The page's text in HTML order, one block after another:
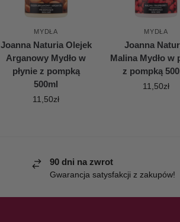
MYDŁA
Joanna Naturia Olejek
Arganowy Mydło w
płynie z pompką
500ml
11,50zł
MYDŁA
Joanna
Malina Mydło w
z pompką
11,50zł
90 dni na zwrot
Gwarancja satysfakcji z zakupów!